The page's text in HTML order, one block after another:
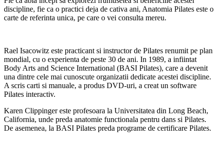
discipline, fie ca o practici deja de cativa ani, Anatomia Pilates este o
carte de referinta unica, pe care o vei consulta mereu.
Rael Isacowitz este practicant si instructor de Pilates renumit pe plan
mondial, cu o experienta de peste 30 de ani. In 1989, a infiintat
Body Arts and Science International (BASI Pilates), care a devenit
una dintre cele mai cunoscute organizatii dedicate acestei discipline.
A scris carti si manuale, a produs DVD-uri, a creat un software
Pilates interactiv.
Karen Clippinger este profesoara la Universitatea din Long Beach,
California, unde preda anatomie functionala pentru dans si Pilates.
De asemenea, la BASI Pilates preda programe de certificare Pilates.